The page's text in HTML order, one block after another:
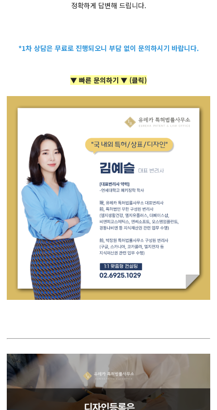
정확하게 답변해 드립니다.
*1차 상담은 무료로 진행되오니 부담 없이 문의하시기 바랍니다.
▼ 빠른 문의하기 ▼ (클릭)